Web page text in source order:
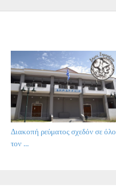
Διακοπή ρεύματος σχεδόν σε όλο
τον ...